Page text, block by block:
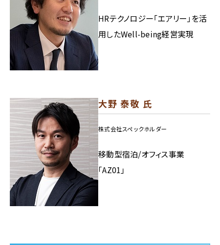
HRテクノロジー「エアリー」を活
用したWell-being経営実現
大野 泰敬 氏
株式会社スペックホルダー
移動型宿泊/オフィス事業
「AZ01」